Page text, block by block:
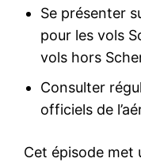
Se présenter
pour les vols
vols hors
Consulter
officiels de
Cet épisode met